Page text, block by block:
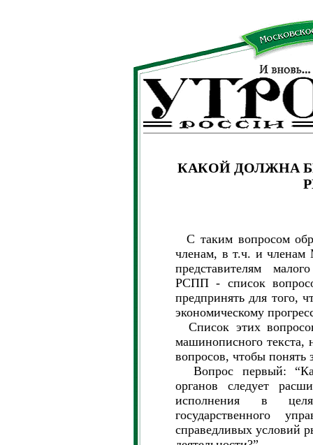
КАКОЙ ДОЛЖНА
С таким вопросом
членам, в т.ч. и членам
представителям
РСПП - список
предпринять для того,
экономическому
Список этих
машинописного текста,
вопросов, чтобы понять
Вопрос первый:
органов следует
исполнения в
государственного
справедливых условий